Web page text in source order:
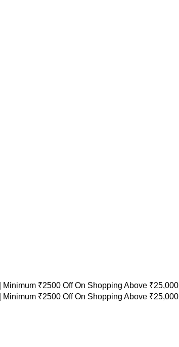
Minimum ₹2500 Off On Shopping Above ₹25,000 |
Minimum ₹2500 Off On Shopping Above ₹25,000 |